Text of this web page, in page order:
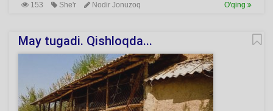
153 She'r Nodir Jonuzoq O'qing
May tugadi. Qishloqda...